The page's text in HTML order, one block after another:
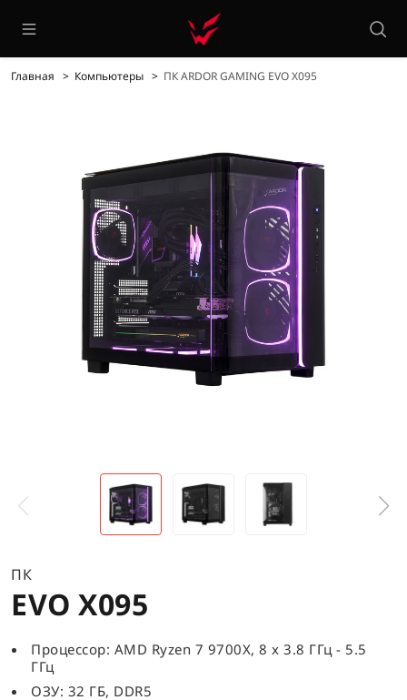
Главная Компьютеры ПК ARDOR GAMING EVO X095
ПК
EVO X095
Процессор: AMD Ryzen 7 9700X, 8 x 3.8 ГГц - 5.5
ГГц
ОЗУ: 32 ГБ, DDR5